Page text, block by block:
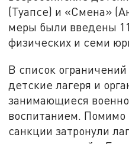
(Туапсе) и «Смена»
меры были введены
физических и семи
В список
детские лагеря и
занимающиеся
воспитанием. Помимо
санкции затронули